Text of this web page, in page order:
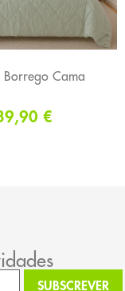
Borrego Cama
€